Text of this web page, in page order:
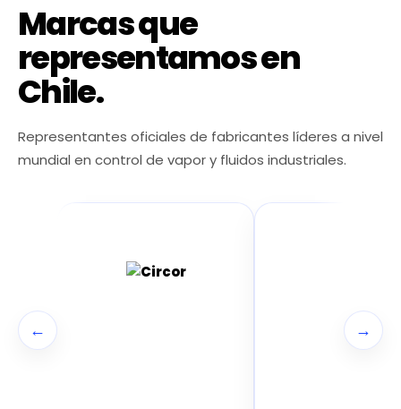
Marcas que
representamos en
Chile.
Representantes oficiales de fabricantes líderes a nivel
mundial en control de vapor y fluidos industriales.
← →